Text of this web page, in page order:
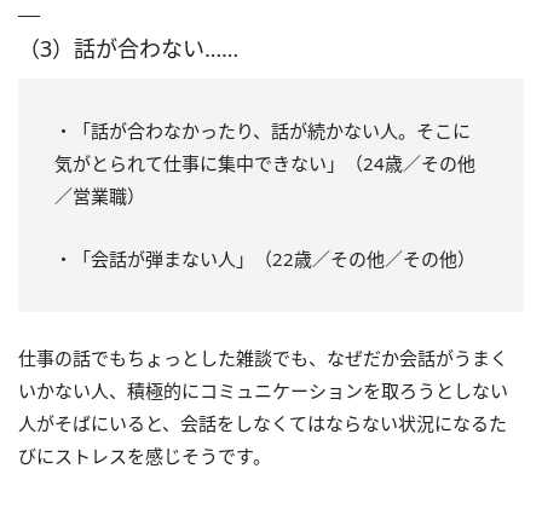
（3）話が合わない……
・「話が合わなかったり、話が続かない人。そこに
気がとられて仕事に集中できない」（24歳／その他
／営業職）
・「会話が弾まない人」（22歳／その他／その他）
仕事の話でもちょっとした雑談でも、なぜだか会話がうまく
いかない人、積極的にコミュニケーションを取ろうとしない
人がそばにいると、会話をしなくてはならない状況になるた
びにストレスを感じそうです。